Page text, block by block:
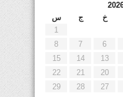
خ ج
س
1
6
7
8
13
14
15
20
21
22
27
28
29